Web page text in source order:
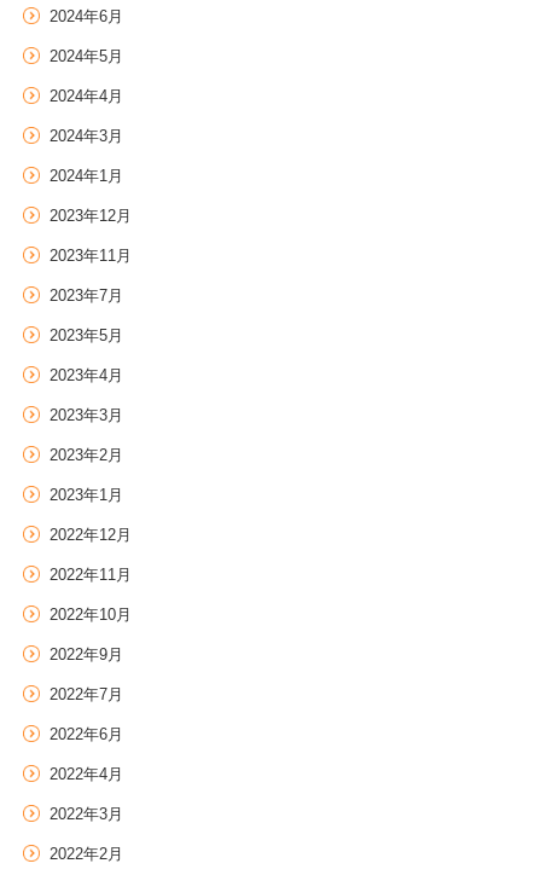
2024年6月
2024年5月
2024年4月
2024年3月
2024年1月
2023年12月
2023年11月
2023年7月
2023年5月
2023年4月
2023年3月
2023年2月
2023年1月
2022年12月
2022年11月
2022年10月
2022年9月
2022年7月
2022年6月
2022年4月
2022年3月
2022年2月